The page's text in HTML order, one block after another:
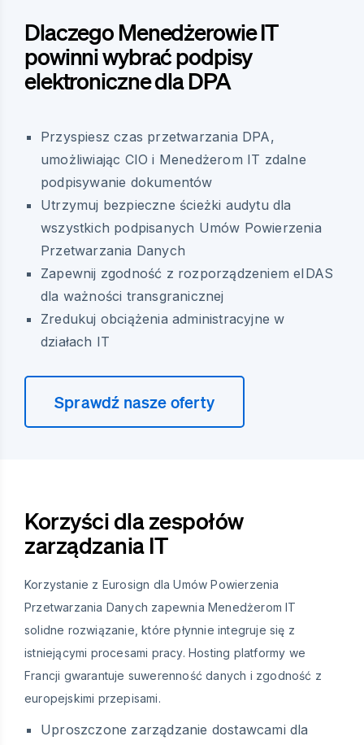
Dlaczego Menedżerowie IT
powinni wybrać podpisy
elektroniczne dla DPA
Przyspiesz czas przetwarzania DPA,
umożliwiając CIO i Menedżerom IT zdalne
podpisywanie dokumentów
Utrzymuj bezpieczne ścieżki audytu dla
wszystkich podpisanych Umów Powierzenia
Przetwarzania Danych
Zapewnij zgodność z rozporządzeniem eIDAS
dla ważności transgranicznej
Zredukuj obciążenia administracyjne w
działach IT
Sprawdź nasze oferty
Korzyści dla zespołów
zarządzania IT
Korzystanie z Eurosign dla Umów Powierzenia
Przetwarzania Danych zapewnia Menedżerom IT
solidne rozwiązanie, które płynnie integruje się z
istniejącymi procesami pracy. Hosting platformy we
Francji gwarantuje suwerenność danych i zgodność z
europejskimi przepisami.
Uproszczone zarządzanie dostawcami dla